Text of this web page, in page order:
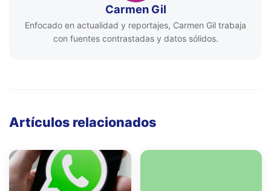
Carmen Gil
Enfocado en actualidad y reportajes, Carmen Gil trabaja
con fuentes contrastadas y datos sólidos.
Artículos relacionados